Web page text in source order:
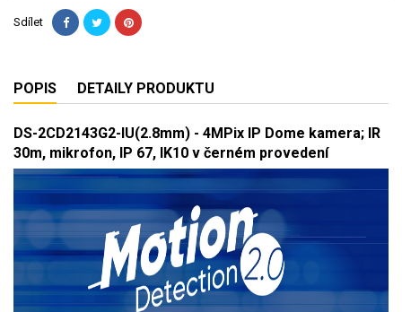
Sdílet
POPIS DETAILY PRODUKTU
DS-2CD2143G2-IU(2.8mm) - 4MPix IP Dome kamera; IR
30m, mikrofon, IP 67, IK10 v černém provedení